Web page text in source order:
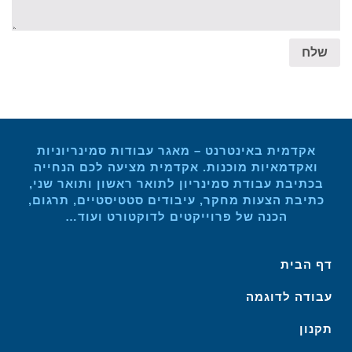
שלח
אקדמית באינטרנט – מאגר עבודות סמינריוניות
ואקדמאיות מוכנות. אקדמית מציעה לכם הנחייה
בכתיבת עבודת סמינריון לתואר ראשון ותואר שני,
כתיבת הצעות מחקר, עיבודים סטטיסטיים, תרגום,
הכנה של פרוייקטים לדוקטורט ועוד…
דף הבית
עבודה לדוגמה
תקנון